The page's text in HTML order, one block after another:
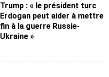
Trump : « le président turc
Erdogan peut aider à mettre
fin à la guerre Russie-
Ukraine »